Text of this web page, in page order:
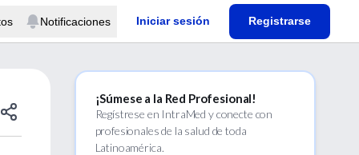
Notificaciones Iniciar sesión Registrarse
¡Súmese a la Red Profesional!
Regístrese en IntraMed y conecte con
profesionales de la salud de toda
Latinoamérica.